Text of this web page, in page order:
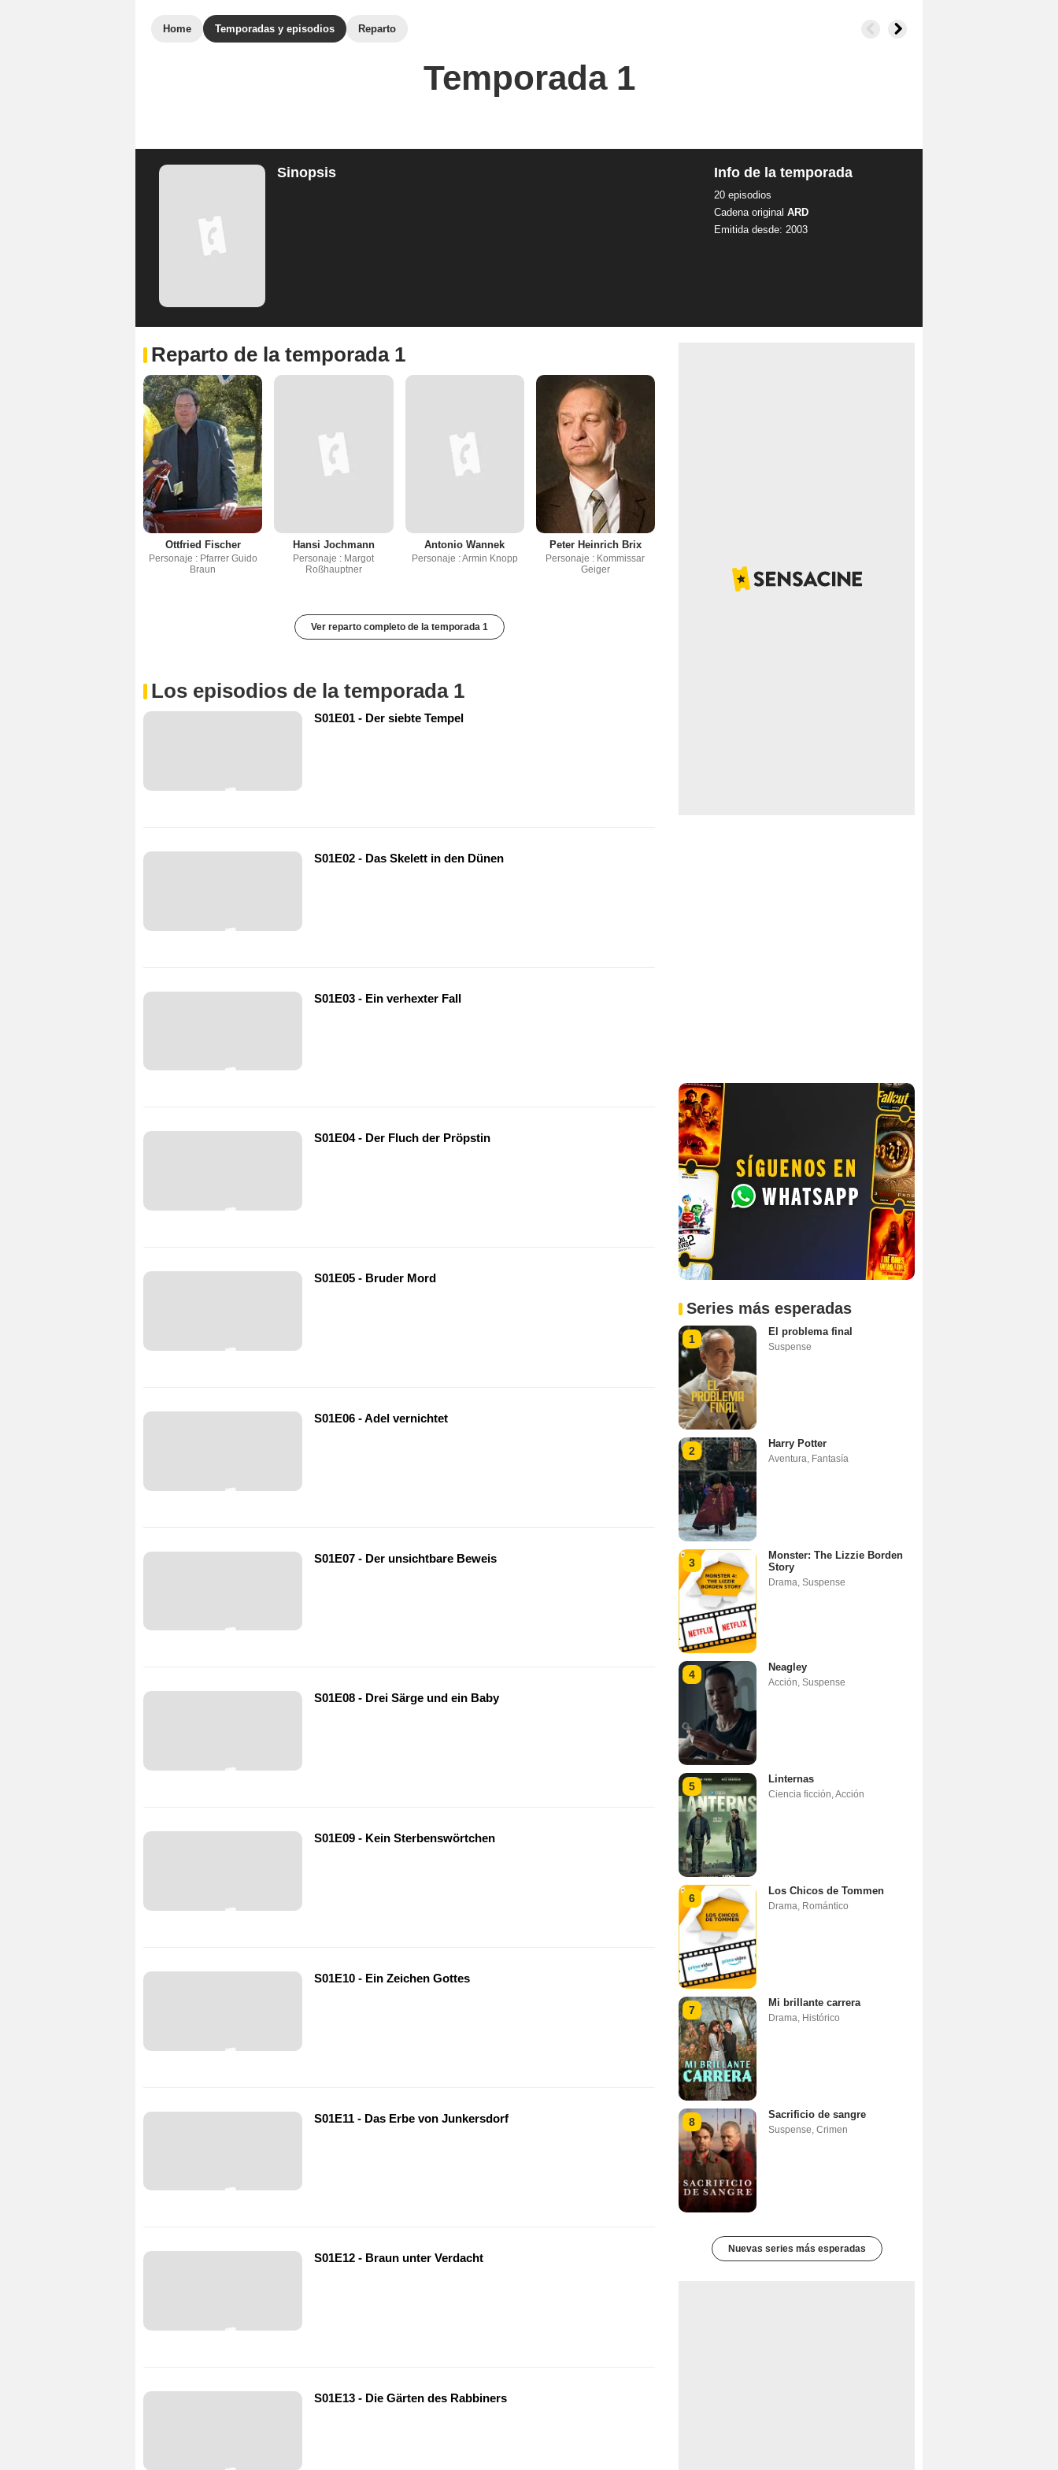
Home Temporadas y episodios Reparto
Temporada 1
Sinopsis Info de la temporada
20 episodios
Cadena original ARD
Emitida desde: 2003
Reparto de la temporada 1
Ottfried Fischer
Personaje : Pfarrer Guido
Braun
Hansi Jochmann
Personaje : Margot
Roßhauptner
Antonio Wannek
Personaje : Armin Knopp
Peter Heinrich Brix
Personaje : Kommissar
Geiger
Ver reparto completo de la temporada 1
Los episodios de la temporada 1
S01E01 - Der siebte Tempel
S01E02 - Das Skelett in den Dünen
S01E03 - Ein verhexter Fall
S01E04 - Der Fluch der Pröpstin
S01E05 - Bruder Mord
S01E06 - Adel vernichtet
S01E07 - Der unsichtbare Beweis
S01E08 - Drei Särge und ein Baby
S01E09 - Kein Sterbenswörtchen
S01E10 - Ein Zeichen Gottes
S01E11 - Das Erbe von Junkersdorf
S01E12 - Braun unter Verdacht
S01E13 - Die Gärten des Rabbiners
Series más esperadas
1
El problema final
Suspense
2
Harry Potter
Aventura Fantasía
3
Monster: The Lizzie Borden
Story
Drama Suspense
4
Neagley
Acción Suspense
5
Linternas
Ciencia ficción Acción
6
Los Chicos de Tommen
Drama Romántico
7
Mi brillante carrera
Drama Histórico
8
Sacrificio de sangre
Suspense Crimen
Nuevas series más esperadas